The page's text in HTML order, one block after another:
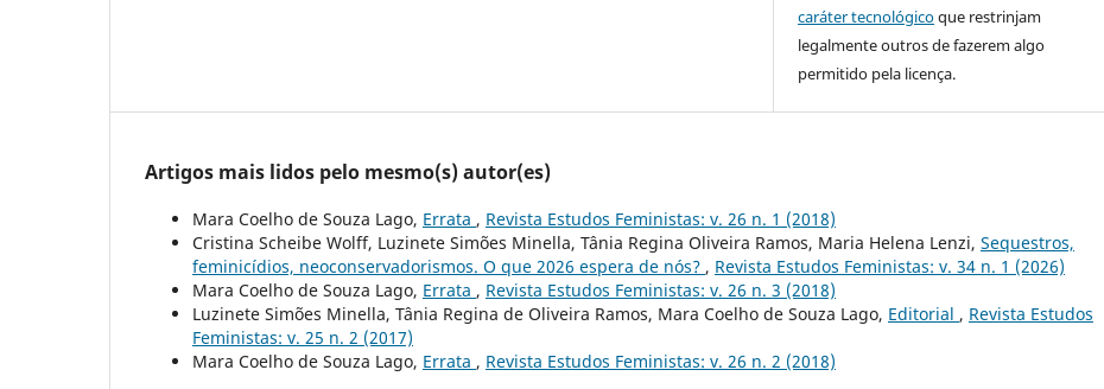
caráter tecnológicoque restrinjam
legalmente outros de fazerem algo
permitido pela licença.
Artigos mais lidos pelo mesmo(s) autor(es)
Mara Coelho de Souza Lago, Errata , Revista Estudos Feministas: v. 26 n. 1 (2018)
Cristina Scheibe Wolff, Luzinete Simões Minella, Tânia Regina Oliveira Ramos, Maria Helena Lenzi, Sequestros,
feminicídios, neoconservadorismos. O que 2026 espera de nós? , Revista Estudos Feministas: v. 34 n. 1 (2026)
Mara Coelho de Souza Lago, Errata , Revista Estudos Feministas: v. 26 n. 3 (2018)
Luzinete Simões Minella, Tânia Regina de Oliveira Ramos, Mara Coelho de Souza Lago, Editorial , Revista Estudos
Feministas: v. 25 n. 2 (2017)
Mara Coelho de Souza Lago, Errata , Revista Estudos Feministas: v. 26 n. 2 (2018)